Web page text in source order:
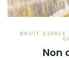
BRUIT,
Non